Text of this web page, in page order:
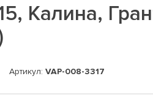
Калина,
Артикул: VAP-008-3317